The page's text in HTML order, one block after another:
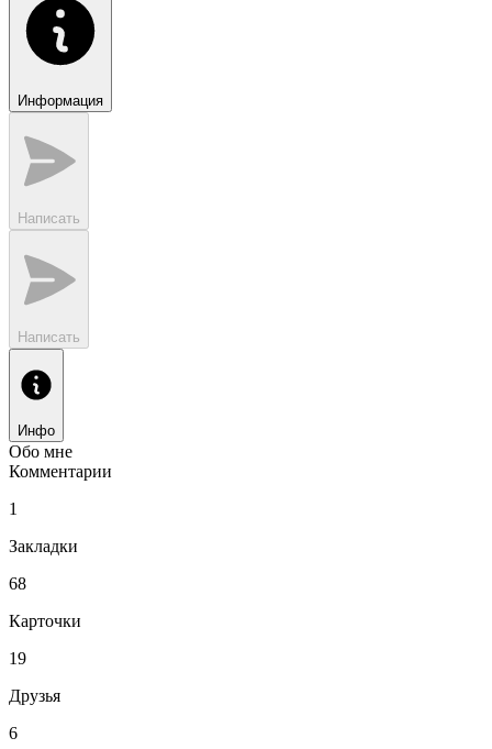
Информация
Написать
Написать
Инфо
Обо мне
Комментарии
1
Закладки
68
Карточки
19
Друзья
6